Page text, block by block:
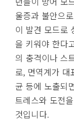
울증과 불안으
이 발견 모드로
을 키워야 한다
의 충격이나 스
로, 면역계가 대
균 등에 노출되
트레스와 도전
것입니다.